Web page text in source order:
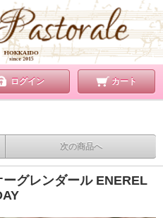
ログイン カート
次の商品へ
グレンダール ENEREL